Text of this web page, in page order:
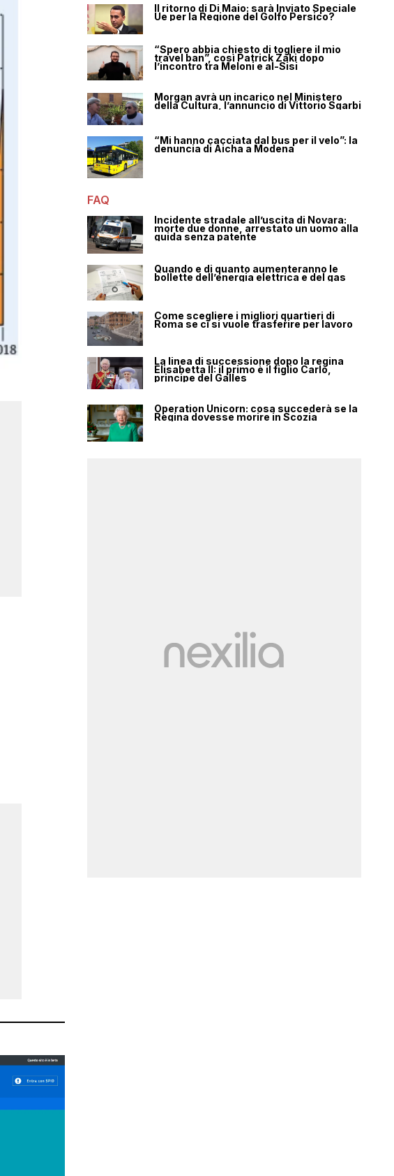
Il ritorno di Di Maio: sarà Inviato Speciale
Ue per la Regione del Golfo Persico?
“Spero abbia chiesto di togliere il mio
travel ban”, così Patrick Zaki dopo
l’incontro tra Meloni e al-Sisi
Morgan avrà un incarico nel Ministero
della Cultura, l’annuncio di Vittorio Sgarbi
“Mi hanno cacciata dal bus per il velo”: la
denuncia di Aicha a Modena
FAQ
Incidente stradale all’uscita di Novara:
morte due donne, arrestato un uomo alla
guida senza patente
Quando e di quanto aumenteranno le
bollette dell’energia elettrica e del gas
Come scegliere i migliori quartieri di
Roma se ci si vuole trasferire per lavoro
La linea di successione dopo la regina
Elisabetta II: il primo è il figlio Carlo,
principe del Galles
Operation Unicorn: cosa succederà se la
Regina dovesse morire in Scozia